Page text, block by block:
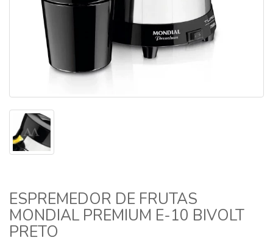
ESPREMEDOR DE FRUTAS
MONDIAL PREMIUM E-10 BIVOLT
PRETO